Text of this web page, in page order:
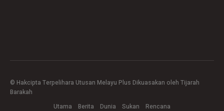
© Hakcipta Terpelihara Utusan Melayu Plus Dikuasakan oleh Tijarah
Barakah
Utama
Berita Dunia Sukan Rencana